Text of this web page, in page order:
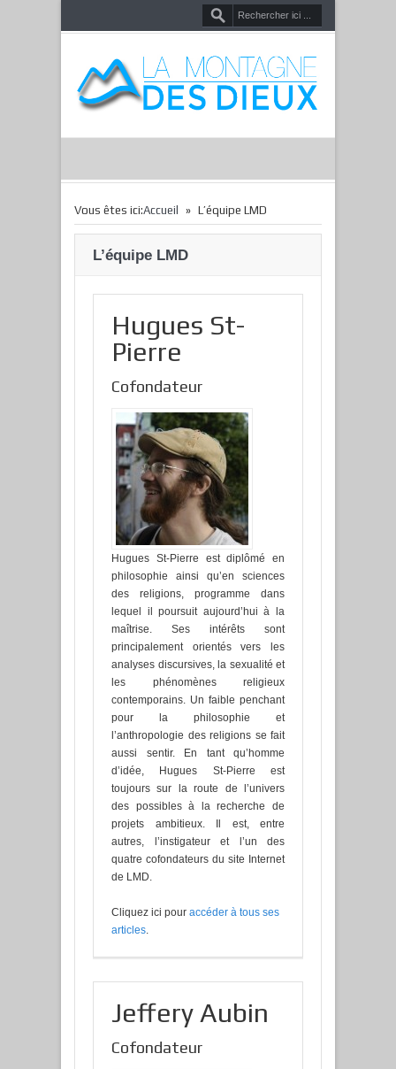
Vous êtes ici:Accueil » L’équipe LMD
L’équipe LMD
Hugues St-
Pierre
Cofondateur
Hugues St-Pierre est diplômé en
philosophie ainsi qu’en sciences
des religions, programme dans
lequel il poursuit aujourd’hui à la
maîtrise. Ses intérêts sont
principalement orientés vers les
analyses discursives, la sexualité et
les phénomènes religieux
contemporains. Un faible penchant
pour la philosophie et
l’anthropologie des religions se fait
aussi sentir. En tant qu’homme
d’idée, Hugues St-Pierre est
toujours sur la route de l’univers
des possibles à la recherche de
projets ambitieux. Il est, entre
autres, l’instigateur et l’un des
quatre cofondateurs du site Internet
de LMD.
Cliquez ici pour accéder à tous ses
articles.
Jeffery Aubin
Cofondateur